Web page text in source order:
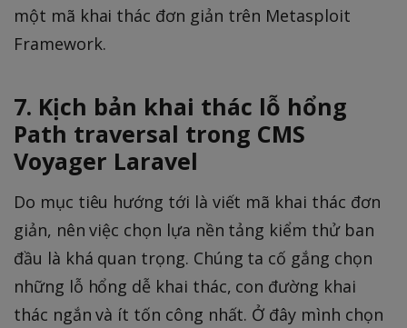
một mã khai thác đơn giản trên Metasploit
Framework.
7. Kịch bản khai thác lỗ hổng
Path traversal trong CMS
Voyager Laravel
Do mục tiêu hướng tới là viết mã khai thác đơn
giản, nên việc chọn lựa nền tảng kiểm thử ban
đầu là khá quan trọng. Chúng ta cố gắng chọn
những lỗ hổng dễ khai thác, con đường khai
thác ngắn và ít tốn công nhất. Ở đây mình chọn